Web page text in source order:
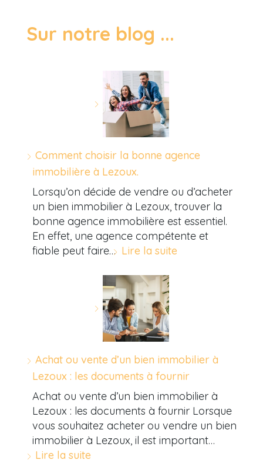
Sur notre blog ...
Comment choisir la bonne agence
immobilière à Lezoux.
Lorsqu’on décide de vendre ou d’acheter
un bien immobilier à Lezoux, trouver la
bonne agence immobilière est essentiel.
En effet, une agence compétente et
fiable peut faire… Lire la suite
Achat ou vente d’un bien immobilier à
Lezoux : les documents à fournir
Achat ou vente d’un bien immobilier à
Lezoux : les documents à fournir Lorsque
vous souhaitez acheter ou vendre un bien
immobilier à Lezoux, il est important…
Lire la suite